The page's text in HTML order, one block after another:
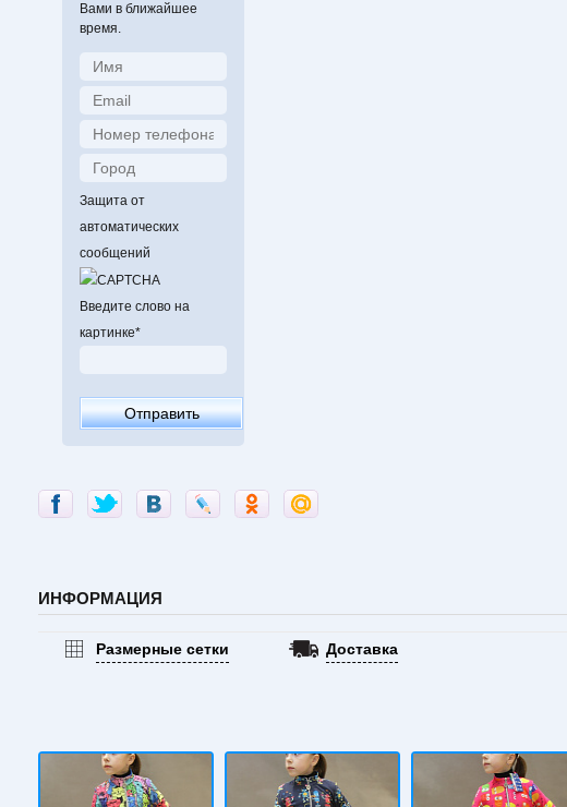
Вами в ближайшее
время.
Защита от
автоматических
сообщений
Введите слово на
картинке*
ИНФОРМАЦИЯ
Размерные сетки Доставка